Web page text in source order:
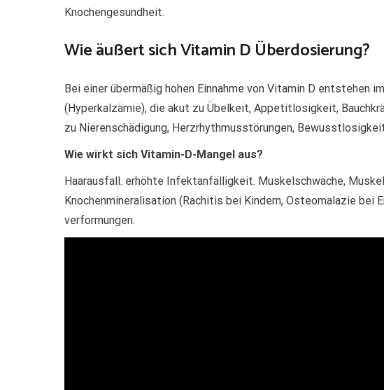
Knochengesundheit.
Wie äußert sich Vitamin D Überdosierung?
Bei einer übermäßig hohen Einnahme von Vitamin D entstehen
(Hyperkalzämie), die akut zu Übelkeit, Appetitlosigkeit,
zu Nierenschädigung, Herzrhythmusstörungen,
Wie wirkt sich Vitamin-D-Mangel aus?
Haarausfall. erhöhte Infektanfälligkeit. Muskelschwäche,
Knochenmineralisation (Rachitis bei Kindern, Osteomalazie bei
verformungen.